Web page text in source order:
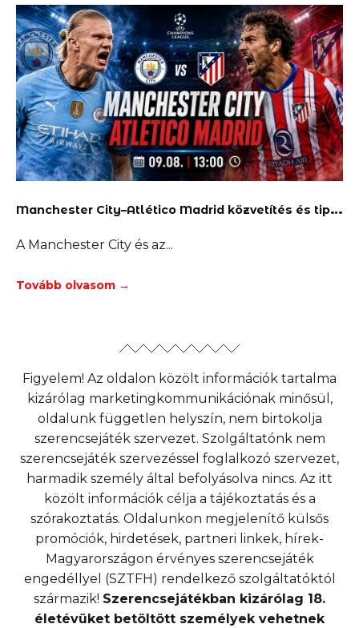
M
anchester City–Atlético Madrid közvetítés és tippek
A Manchester City és az
Tovább olvasom →
Figyelem! Az oldalon közölt információk tartalma
kizárólag marketingkommunikációnak minősül,
oldalunk független helyszín, nem birtokolja
szerencsejáték szervezet. Szolgáltatónk nem
szerencsejáték szervezéssel foglalkozó szervezet,
harmadik személy által befolyásolva nincs. Az itt
közölt információk célja a tájékoztatás és a
szórakoztatás. Oldalunkon megjelenítő külsős
promóciók, hirdetések, partneri linkek, hírek-
Magyarországon érvényes szerencsejáték
engedéllyel (SZTFH) rendelkező szolgáltatóktól
származik! Szerencsejátékban kizárólag 18.
életévüket betöltött személyek vehetnek